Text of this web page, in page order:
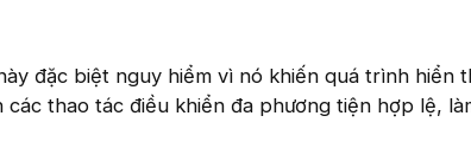
đặc biệt nguy hiểm vì nó khiến quá trình hiển
các thao tác điều khiển đa phương tiện hợp lệ,